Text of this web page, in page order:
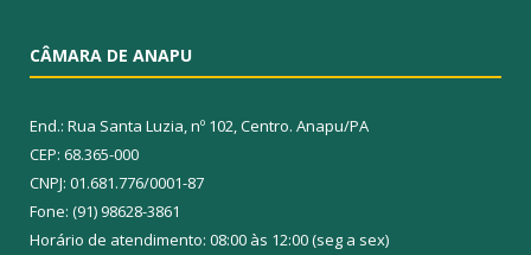
CÂMARA DE ANAPU
End.: Rua Santa Luzia, nº 102, Centro. Anapu/PA
CEP: 68.365-000
CNPJ: 01.681.776/0001-87
Fone: (91) 98628-3861
Horário de atendimento: 08:00 às 12:00 (seg a sex)